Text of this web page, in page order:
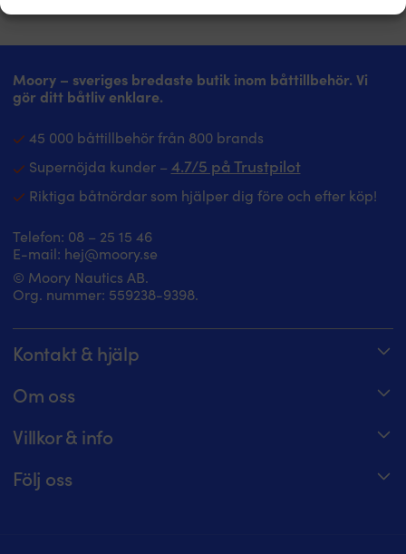
Moory – sveriges bredaste butik inom båttillbehör. Vi
gör ditt båtliv enklare.
45 000 båttillbehör från 800 brands
Supernöjda kunder – 4.7/5 på Trustpilot
Riktiga båtnördar som hjälper dig före och efter köp!
Telefon: 08 – 25 15 46
E-mail: hej@moory.se
© Moory Nautics AB.
Org. nummer: 5‍59238-9398.
Kontakt & hjälp
08 – 25 15 46 – telefontider alla dagar 8 – 20
Maila oss på hej@moory.se
Om oss
För båtklubbsmedlemmar
Villkor & info
Fraktvillkor
Följ oss